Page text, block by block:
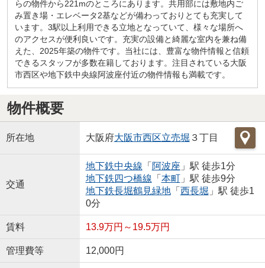
らの物件から221mのところにあります。共用部には敷地内ご
み置き場・エレベータ2基などが備わっておりとても充実して
います。3駅以上利用できる立地となっていて、様々な場所へ
のアクセスが便利良いです。充実の設備と綺麗な室内を兼ね備
えた、2025年築の物件です。当社には、豊富な物件情報と信頼
できるスタッフが多数在籍しております。注目されている大阪
市西区や地下鉄中央線阿波座付近の物件情報も満載です。
物件概要
所在地 大阪府大阪市西区立売堀 ３丁目
交通
地下鉄中央線 「 阿波座 」駅 徒歩1分
地下鉄四つ橋線 「 本町」駅 徒歩9分
地下鉄長堀鶴見緑地「 西長堀 」駅 徒歩1
0分
賃料 13.9万円～19.5万円
管理費等 12,000円